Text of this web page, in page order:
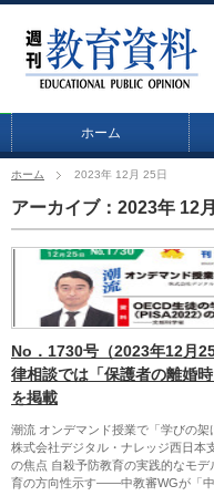
ホーム
ホーム 2023年 12月 25日
アーカイブ：2023年 12
No．1730号（2023年12月
律相談では「保護者の離婚時
を掲載
潮流 オンデマンド授業で「学びの架
株式会社デジタル・ナレッジ西日本
の焦点 自殺予防教育の実践的なモ
育の方向性示す――中教審WGが「